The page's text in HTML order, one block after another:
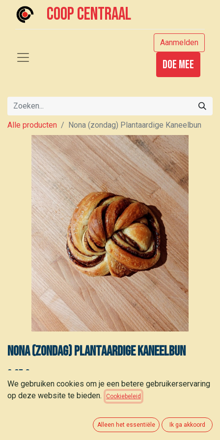
Coop centraal
Aanmelden
Doe mee
Alle producten Nona (zondag) Plantaardige Kaneelbun
Nona (zondag) Plantaardige Kaneelbun
3,05 €
TOEVOEGEN AAN WINKELMANDJE
We gebruiken cookies om je een betere gebruikerservaring
op deze website te bieden.
Cookiebeleid
Alleen het essentiële Ik ga akkoord